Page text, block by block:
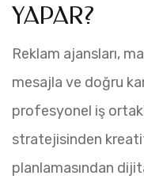
YAPAR?
Reklam ajansları,
mesajla ve doğru
profesyonel iş
stratejisinden
planlamasından